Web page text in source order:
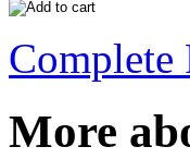
Complete
More